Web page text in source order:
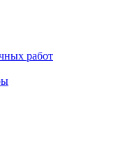
работ